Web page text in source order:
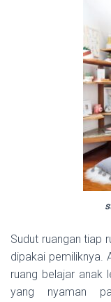
Sudut ruangan tiap
dipakai pemiliknya.
ruang belajar anak
yang nyaman